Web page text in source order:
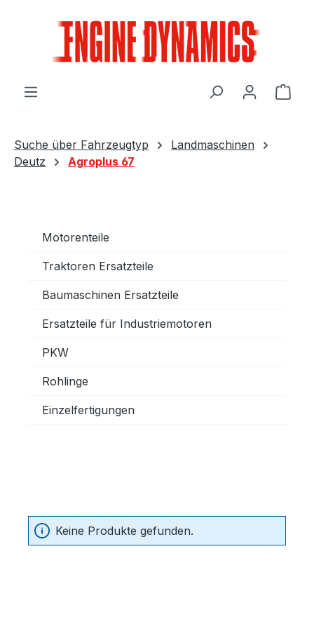
Suche über Fahrzeugtyp
Landmaschinen
Deutz
Agroplus 67
Motorenteile
Traktoren Ersatzteile
Baumaschinen Ersatzteile
Ersatzteile für Industriemotoren
PKW
Rohlinge
Einzelfertigungen
Keine Produkte gefunden.